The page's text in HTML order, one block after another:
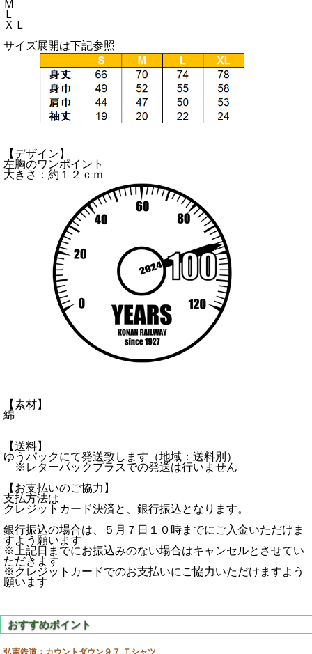
Ｍ
Ｌ
ＸＬ
サイズ展開は下記参照
【デザイン】
左胸のワンポイント
大きさ：約１２ｃｍ
【素材】
綿
【送料】
ゆうパックにて発送致します（地域：送料別）
※レターパックプラスでの発送は行いません
【お支払いのご協力】
支払方法は
クレジットカード決済と、銀行振込となります。
銀行振込の場合は、５月７日１０時までにご入金いただけま
すよう願います
※上記日までにお振込みのない場合はキャンセルとさせてい
ただきます
※クレジットカードでのお支払いにご協力いただけますよう
願います
弘南鉄道：カウントダウン９７ Ｔシャツ